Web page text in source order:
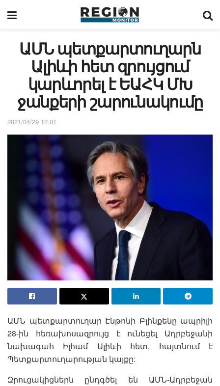
ԱՄՆ պետքարտուղարն
Ալիևի հետ զրույցում
կարևորել է ԵԱՀԿ ՄԽ
ջանքերի շարունակումը
2021/04/29 12:01
ԱՄՆ պետքարտուղար Էնթոնի Բլինքենը ապրիլի
28-ին հեռախոսազրույց է ունեցել Ադրբեջանի
նախագահ Իլհամ Ալիևի հետ, հայտնում է
Պետքարտուղարության կայքը:
Զրուցակիցներն ընդգծել են ԱՄՆ-Ադրբեջան